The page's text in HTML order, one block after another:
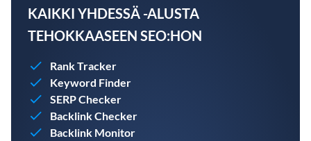
KAIKKI YHDESSÄ -ALUSTA
TEHOKKAASEEN SEO:HON
Rank Tracker
Keyword Finder
SERP Checker
Backlink Checker
Backlink Monitor